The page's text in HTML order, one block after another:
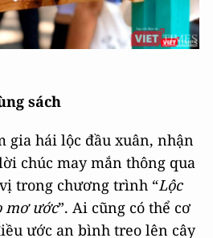
sách
gia hái lộc đầu xuân, nhận
chúc may mắn thông qua
trong chương trình “Lộc
mơ ước”. Ai cũng có thể cơ
ước an bình treo lên cây